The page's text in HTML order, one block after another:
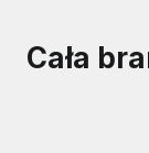
Cała